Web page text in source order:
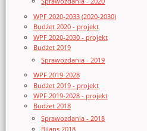
WPF 2020-2033 (2020-2030)
Budżet 2020 - projekt
WPF 2020-2030 - projekt
Budżet 2019
Sprawozdania - 2019
WPF 2019-2028
Budżet 2019 - projekt
WPF 2019-2028 - projekt
Budżet 2018
Sprawozdania - 2018
Bilans 2018